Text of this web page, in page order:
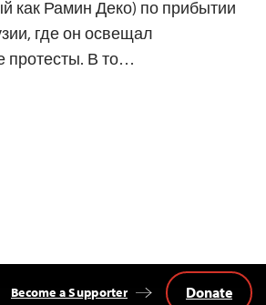
как Рамин Деко) по прибытии
где он освещал
протесты. В то…
Become a Supporter Donate